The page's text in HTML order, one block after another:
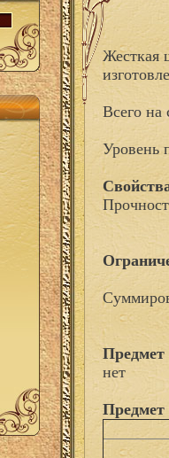
Жесткая
Всего на
Уровень
нет